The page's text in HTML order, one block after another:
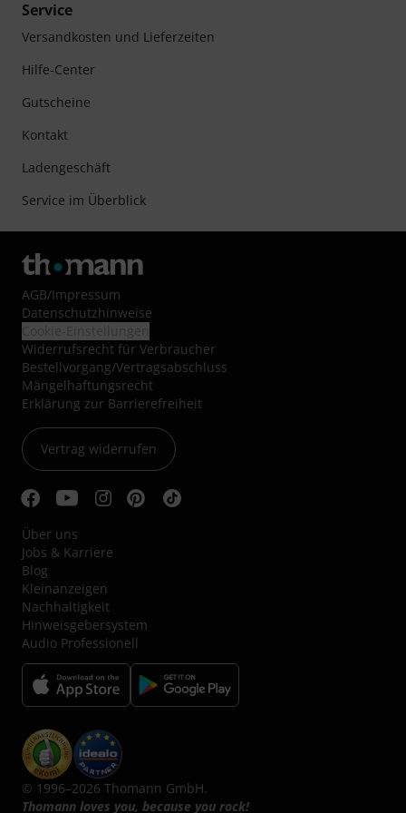
Service
Versandkosten und Lieferzeiten
Hilfe-Center
Gutscheine
Kontakt
Ladengeschäft
Service im Überblick
AGB/Impressum
Datenschutzhinweise
Widerrufsrecht für Verbraucher
Bestellvorgang/Vertragsabschluss
Mängelhaftungsrecht
Erklärung zur Barrierefreiheit
Vertrag widerrufen
Über uns
Jobs & Karriere
Blog
Kleinanzeigen
Nachhaltigkeit
Hinweisgebersystem
Audio Professionell
© 1996–2026 Thomann GmbH.
Thomann loves you, because you rock!